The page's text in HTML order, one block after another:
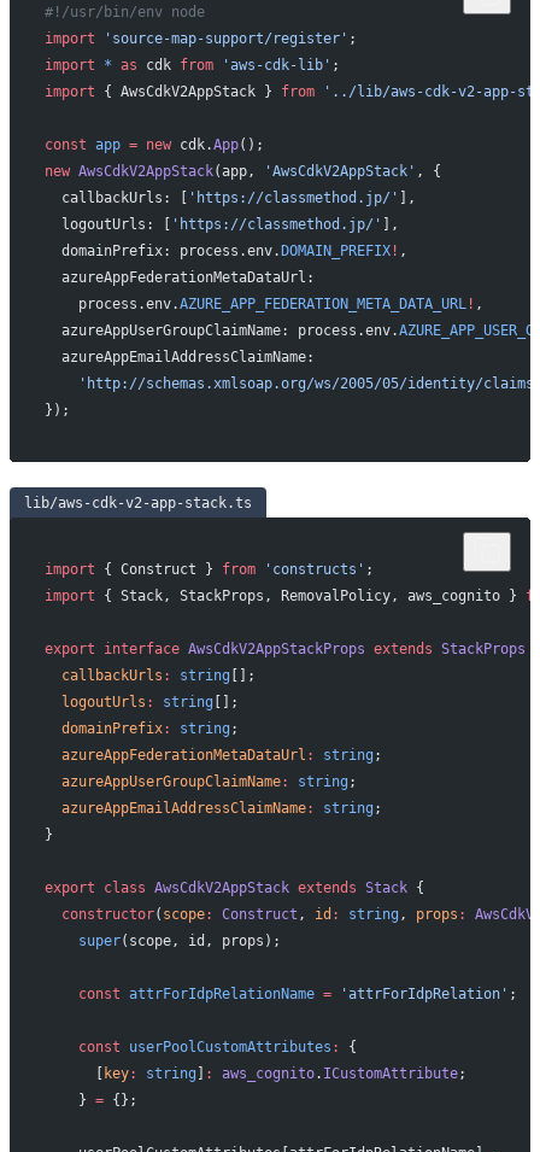
#!/usr/bin/env node
import 'source-map-support/register' ;
import * as cdk from 'aws-cdk-lib' ;
import { AwsCdkV2AppStack } from '../lib/aws-cdk-v2-app-
const app = new cdk.App();
new AwsCdkV2AppStack(app, 'AwsCdkV2AppStack' , {
  callbackUrls: [
'https://classmethod.jp/' ],
  logoutUrls: [
'https://classmethod.jp/' ],
  domainPrefix: process.env.
DOMAIN_PREFIX! ,
  azureAppFederationMetaDataUrl:
    process.env.
AZURE_APP_FEDERATION_META_DATA_URL! ,
  azureAppUserGroupClaimName: process.env.
  azureAppEmailAddressClaimName:
'http://schemas.xmlsoap.org/ws/2005/05/identity/
});
lib/aws-cdk-v2-app-stack.ts
import { Construct } from 'constructs' ;
import { Stack, StackProps, RemovalPolicy, aws_cognito }
export interface AwsCdkV2AppStackProps extends StackProps
  callbackUrls
: string [];
  logoutUrls
: string [];
  domainPrefix
: string ;
  azureAppFederationMetaDataUrl
: string ;
  azureAppUserGroupClaimName
: string ;
  azureAppEmailAddressClaimName
: string ;
}
export class AwsCdkV2AppStack extends Stack {
  constructor
( scope: Construct , id : string , props :
    super
(scope, id, props);
    const
attrForIdpRelationName = 'attrForIdpRelation' ;
    const
userPoolCustomAttributes :
{
      [
key: string ] : aws_cognito. ICustomAttribute;
    }
= {};